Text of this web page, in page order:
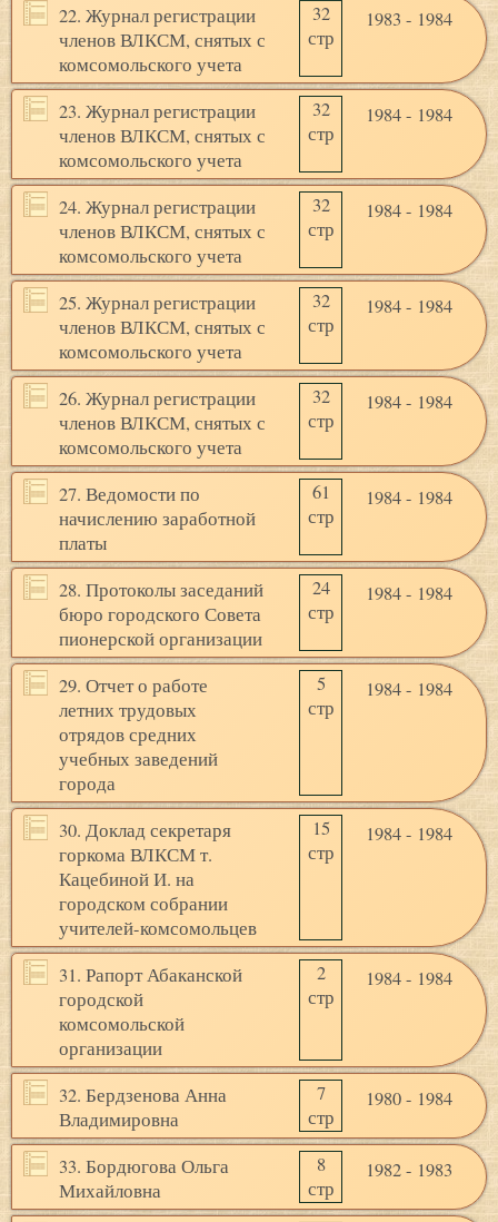
22. Журнал регистрации
членов ВЛКСМ, снятых с
комсомольского учета
32
стр
1983 - 1984
23. Журнал регистрации
членов ВЛКСМ, снятых с
комсомольского учета
32
стр
1984 - 1984
24. Журнал регистрации
членов ВЛКСМ, снятых с
комсомольского учета
32
стр
1984 - 1984
25. Журнал регистрации
членов ВЛКСМ, снятых с
комсомольского учета
32
стр
1984 - 1984
26. Журнал регистрации
членов ВЛКСМ, снятых с
комсомольского учета
32
стр
1984 - 1984
27. Ведомости по
начислению заработной
платы
61
стр
1984 - 1984
28. Протоколы заседаний
бюро городского Совета
пионерской организации
24
стр
1984 - 1984
29. Отчет о работе
летних трудовых
отрядов средних
учебных заведений
города
5
стр
1984 - 1984
30. Доклад секретаря
горкома ВЛКСМ т.
Кацебиной И. на
городском собрании
учителей-комсомольцев
15
стр
1984 - 1984
31. Рапорт Абаканской
городской
комсомольской
организации
2
стр
1984 - 1984
32. Бердзенова Анна
Владимировна
7
стр
1980 - 1984
33. Бордюгова Ольга
Михайловна
8
стр
1982 - 1983